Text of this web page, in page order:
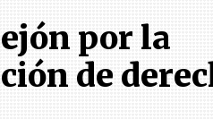
por la
de